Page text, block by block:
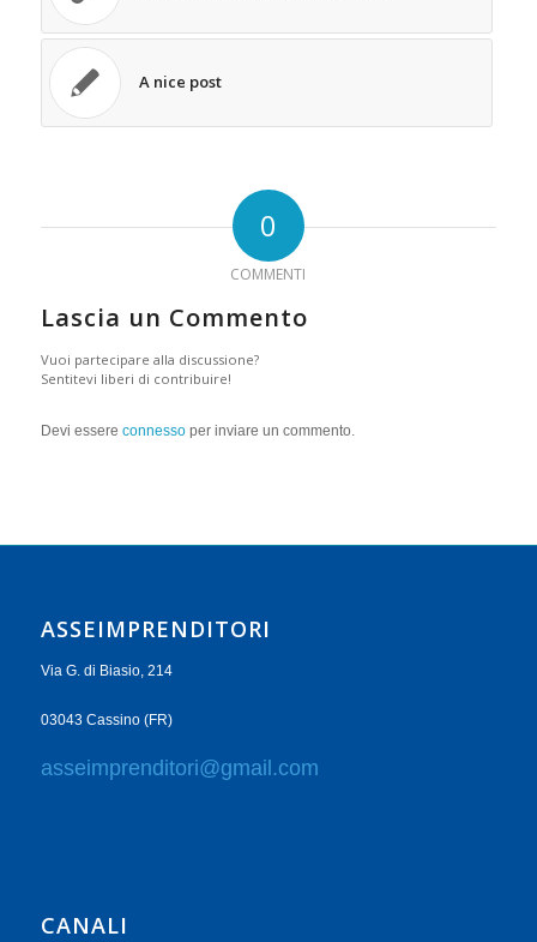
A nice post
0
COMMENTI
Lascia un Commento
Vuoi partecipare alla discussione?
Sentitevi liberi di contribuire!
Devi essere connessoper inviare un commento.
ASSEIMPRENDITORI
Via G. di Biasio, 214
03043 Cassino (FR)
asseimprenditori@gmail.com
CANALI